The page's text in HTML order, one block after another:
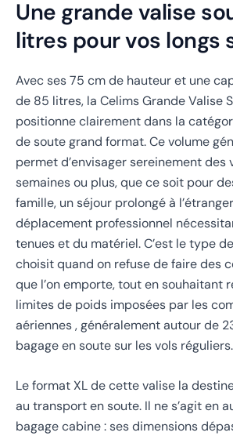
Une grande valise
litres pour vos longs
Avec ses 75 cm de hauteur et une
de 85 litres, la Celims Grande Valise
positionne clairement dans la
de soute grand format. Ce volume
permet d’envisager sereinement des
semaines ou plus, que ce soit pour
famille, un séjour prolongé à
déplacement professionnel
tenues et du matériel. C’est le type
choisit quand on refuse de faire des
que l’on emporte, tout en souhaitant
limites de poids imposées par les
aériennes , généralement autour de
bagage en soute sur les vols réguliers.
Le format XL de cette valise la
au transport en soute. Il ne s’agit en
bagage cabine : ses dimensions